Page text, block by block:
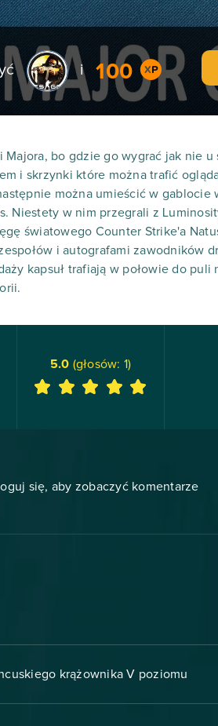
i 100
bo gdzie go wygrać jak nie
i skrzynki które można trafić
można umieścić w gablocie
Niestety w nim przegrali z
światowego Counter Strike'a
i autografami zawodników
kapsuł trafiają w połowie do
5.0 (głosów: 1)
się, aby zobaczyć komentarze
krążownika V poziomu